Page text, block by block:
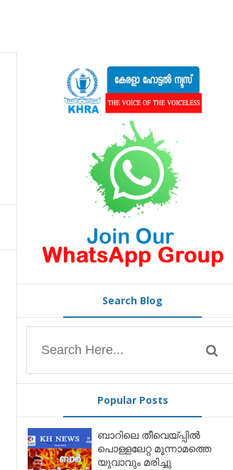
Search Blog
Popular Posts
ബാറിലെ തീവെയ്പ്പിൽ
പൊള്ളലേറ്റ മൂന്നാമത്തെ
യുവാവും മരിച്ചു